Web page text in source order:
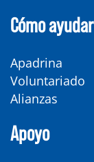
Cómo ayudar
Apadrina
Voluntariado
Alianzas
Apoyo